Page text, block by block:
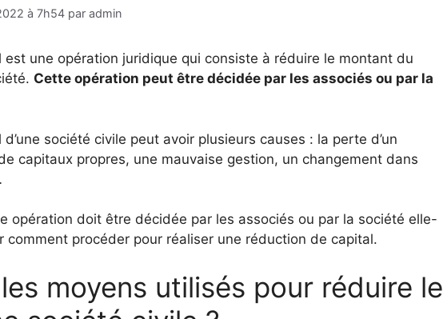
à 7h54 par admin
une opération juridique qui consiste à réduire le montant du
Cette opération peut être décidée par les associés ou par la
société civile peut avoir plusieurs causes : la perte d’un
capitaux propres, une mauvaise gestion, un changement dans
opération doit être décidée par les associés ou par la société elle-
comment procéder pour réaliser une réduction de capital.
moyens utilisés pour réduire le